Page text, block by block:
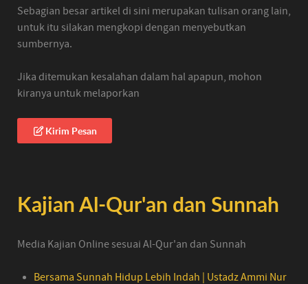
Sebagian besar artikel di sini merupakan tulisan orang lain,
untuk itu silakan mengkopi dengan menyebutkan
sumbernya.
Jika ditemukan kesalahan dalam hal apapun, mohon
kiranya untuk melaporkan
Kirim Pesan
Kajian Al-Qur'an dan Sunnah
Media Kajian Online sesuai Al-Qur'an dan Sunnah
Bersama Sunnah Hidup Lebih Indah | Ustadz Ammi Nur